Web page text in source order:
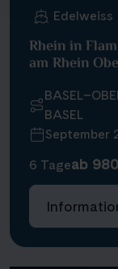
Edelweiss
Rhein in
am Rhein
BASEL
September
6 Tageab